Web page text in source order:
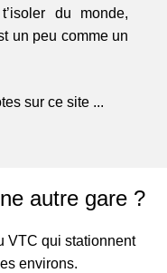
du monde,
un peu comme un
sur ce site ...
autre gare ?
VTC qui stationnent
environs.